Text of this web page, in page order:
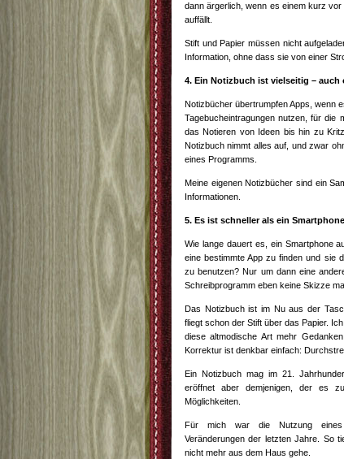
dann ärgerlich, wenn es einem kurz
auffällt.
Stift und Papier müssen nicht
Information, ohne dass sie von einer
4. Ein Notizbuch ist vielseitig – auch
Notizbücher übertrumpfen Apps, wenn
Tagebucheintragungen nutzen, für die
das Notieren von Ideen bis hin zu
Notizbuch nimmt alles auf, und zwar
eines Programms.
Meine eigenen Notizbücher sind ein
Informationen.
5. Es ist schneller als ein Smartphone
Wie lange dauert es, ein Smartphone
eine bestimmte App zu finden und sie
zu benutzen? Nur um dann eine
Schreibprogramm eben keine Skizze
Das Notizbuch ist im Nu aus der
fliegt schon der Stift über das Papier.
diese altmodische Art mehr
Korrektur ist denkbar einfach:
Ein Notizbuch mag im 21.
eröffnet aber demjenigen, der es
Möglichkeiten.
Für mich war die Nutzung eines
Veränderungen der letzten Jahre. So
nicht mehr aus dem Haus gehe.